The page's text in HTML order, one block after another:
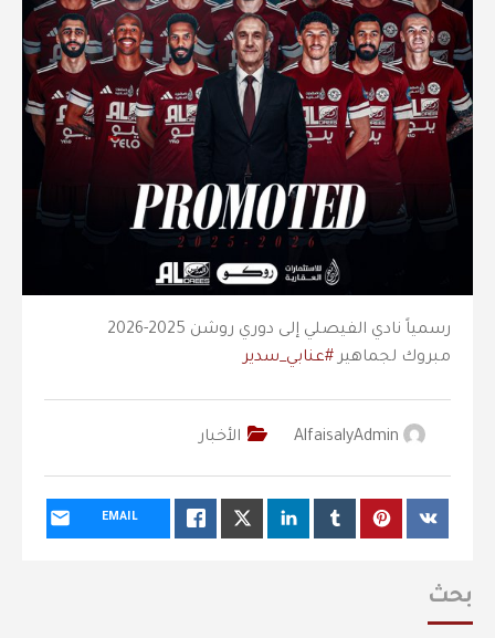
رسمياً نادي الفيصلي إلى دوري روشن 2025-2026
مبروك لجماهير#عنابي_سدير
AlfaisalyAdmin الأخبار
EMAIL
بحث